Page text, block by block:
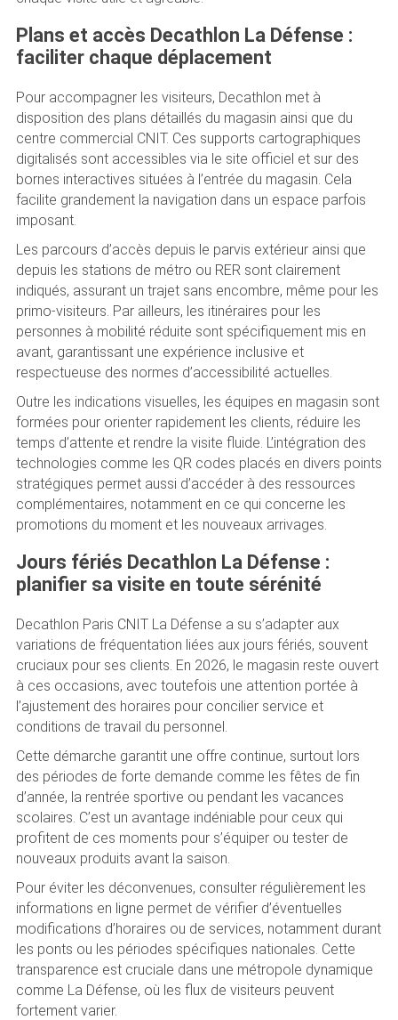
Plans et accès Decathlon La Défense :
faciliter chaque déplacement
Pour accompagner les visiteurs, Decathlon met à
disposition des plans détaillés du magasin ainsi que du
centre commercial CNIT. Ces supports cartographiques
digitalisés sont accessibles via le site officiel et sur des
bornes interactives situées à l’entrée du magasin. Cela
facilite grandement la navigation dans un espace parfois
imposant.
Les parcours d’accès depuis le parvis extérieur ainsi que
depuis les stations de métro ou RER sont clairement
indiqués, assurant un trajet sans encombre, même pour les
primo-visiteurs. Par ailleurs, les itinéraires pour les
personnes à mobilité réduite sont spécifiquement mis en
avant, garantissant une expérience inclusive et
respectueuse des normes d’accessibilité actuelles.
Outre les indications visuelles, les équipes en magasin sont
formées pour orienter rapidement les clients, réduire les
temps d’attente et rendre la visite fluide. L’intégration des
technologies comme les QR codes placés en divers points
stratégiques permet aussi d’accéder à des ressources
complémentaires, notamment en ce qui concerne les
promotions du moment et les nouveaux arrivages.
Jours fériés Decathlon La Défense :
planifier sa visite en toute sérénité
Decathlon Paris CNIT La Défense a su s’adapter aux
variations de fréquentation liées aux jours fériés, souvent
cruciaux pour ses clients. En 2026, le magasin reste ouvert
à ces occasions, avec toutefois une attention portée à
l’ajustement des horaires pour concilier service et
conditions de travail du personnel.
Cette démarche garantit une offre continue, surtout lors
des périodes de forte demande comme les fêtes de fin
d’année, la rentrée sportive ou pendant les vacances
scolaires. C’est un avantage indéniable pour ceux qui
profitent de ces moments pour s’équiper ou tester de
nouveaux produits avant la saison.
Pour éviter les déconvenues, consulter régulièrement les
informations en ligne permet de vérifier d’éventuelles
modifications d’horaires ou de services, notamment durant
les ponts ou les périodes spécifiques nationales. Cette
transparence est cruciale dans une métropole dynamique
comme La Défense, où les flux de visiteurs peuvent
fortement varier.